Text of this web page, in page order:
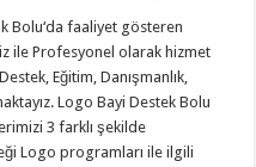
Bolu‘da faaliyet gösteren
ile Profesyonel olarak hizmet
Eğitim, Danışmanlık,
Logo Bayi Destek Bolu
3 farklı şekilde
Logo programları ile ilgili